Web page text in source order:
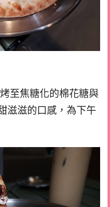
至焦糖化的棉花糖與
滋滋的口感，為下午